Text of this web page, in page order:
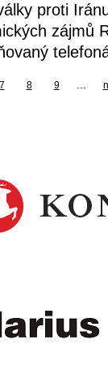
proti
zájmů
7 8 9 …